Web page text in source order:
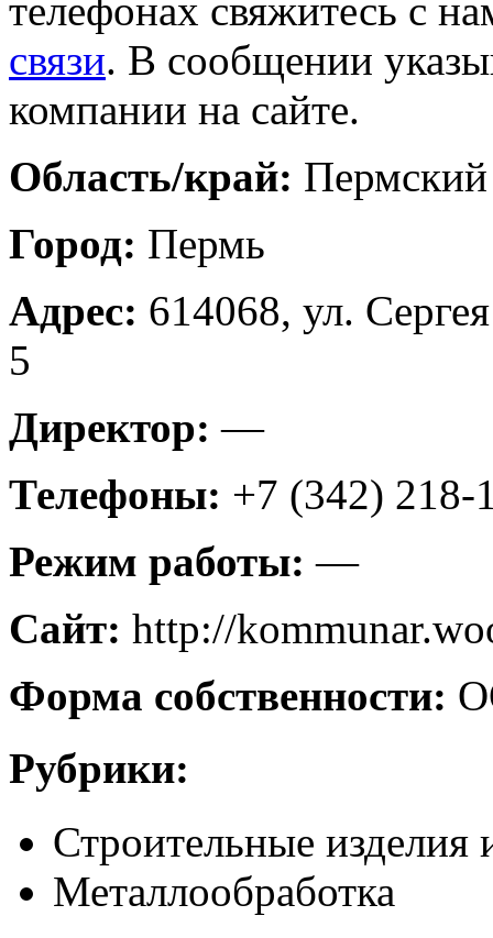
телефонах свяжитесь с
связи. В сообщении
компании на сайте.
Область/край:
Город: Пермь
Адрес: 614068, ул.
5
Директор:—
Телефоны: +7 (342) 218-
Режим работы:—
Сайт: http://
Форма собственности:
Рубрики:
Строительные изделия
Металлообработка